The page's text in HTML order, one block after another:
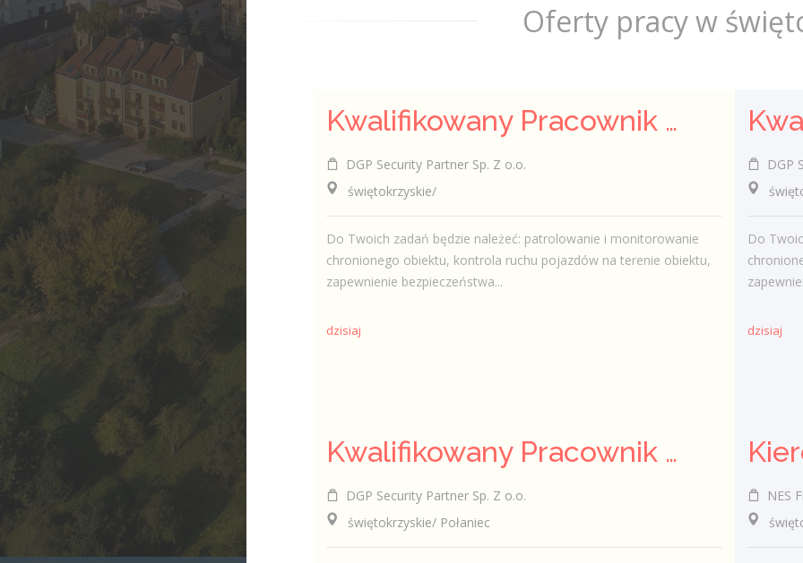
Oferty pracy w
Kwalifikowany Pracownik / Kwalifikowana Pracowniczka Ochrony
DGP Security Partner Sp. Z o.o.
świętokrzyskie/
Do Twoich zadań będzie należeć: patrolowanie i monitorowanie
chronionego obiektu, kontrola ruchu pojazdów na terenie obiektu,
zapewnienie bezpieczeństwa...
dzisiaj
DGP
Do
dzisiaj
Kwalifikowany Pracownik / Kwalifikowana Pracowniczka Ochrony
DGP Security Partner Sp. Z o.o.
świętokrzyskie/ Połaniec
NES